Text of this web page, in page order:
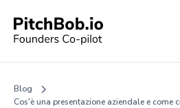
Blog
Cos'è una presentazione aziendale e come